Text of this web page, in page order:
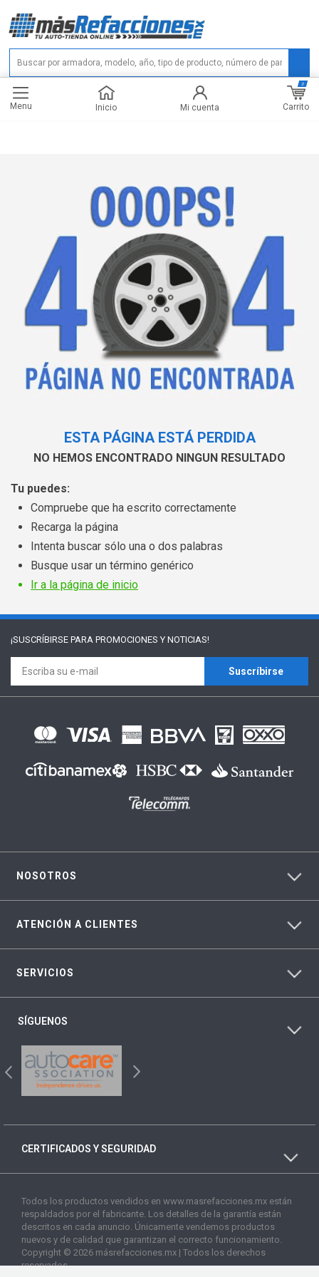
Menu Inicio Mi cuenta Carrito
0
ESTA PÁGINA ESTÁ PERDIDA
NO HEMOS ENCONTRADO NINGUN RESULTADO
Tu puedes:
Compruebe que ha escrito correctamente
Recarga la página
Intenta buscar sólo una o dos palabras
Busque usar un término genérico
Ir a la página de inicio
¡SUSCRÍBIRSE PARA PROMOCIONES Y NOTICIAS!
Suscríbirse
NOSOTROS
ATENCIÓN A CLIENTES
SERVICIOS
SÍGUENOS
CERTIFICADOS Y SEGURIDAD
Todos los productos vendidos en www.masrefacciones.mx están
respaldados por el fabricante. Los detalles de la garantía están
descritos en cada anuncio. Únicamente vendemos productos
nuevos y de calidad que garantizan el correcto funcionamiento.
Copyright © 2026 másrefacciones.mx | Todos los derechos
reservados